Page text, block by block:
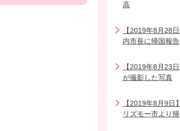
高
【2019年8月28
内市長に帰国報告
【2019年8月23
が撮影した写真
【2019年8月9日
リズモー市より